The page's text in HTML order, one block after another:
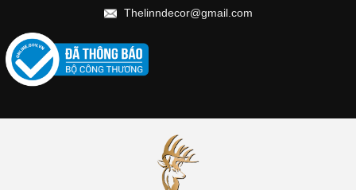
Thelinndecor@gmail.com